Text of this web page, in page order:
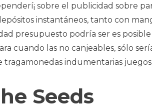
sobre el publicidad sobre
instantáneos, tanto con
presupuesto podrí­a ser es
cuando las no canjeables, sólo
indumentarias juegos
Seeds